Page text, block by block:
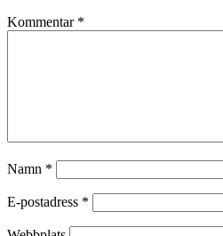
Kommentar *
Namn *
E-postadress *